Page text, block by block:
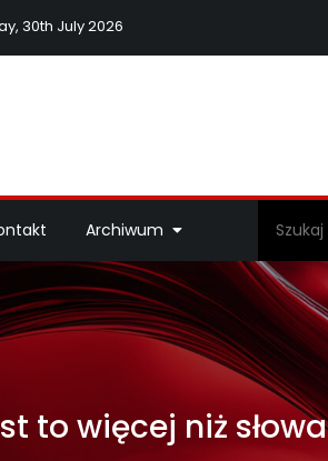
30th July 2026
Archiwum
to więcej niż słowa